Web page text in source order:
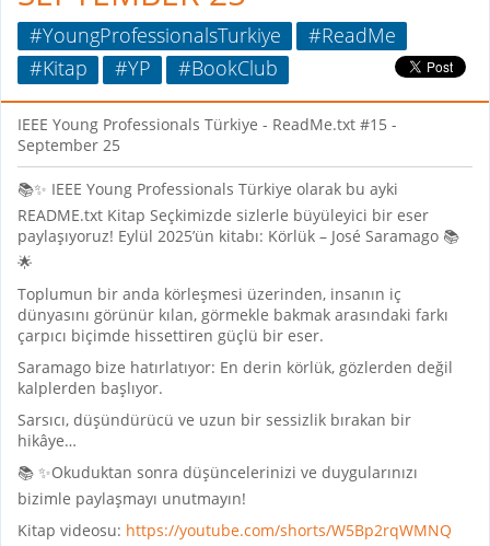
#YoungProfessionalsTurkiye
#ReadMe
#Kitap
#YP #BookClub
IEEE Young Professionals Türkiye - ReadMe.txt #15 -
September 25
📚✨ IEEE Young Professionals Türkiye olarak bu ayki
README.txt Kitap Seçkimizde sizlerle büyüleyici bir eser
paylaşıyoruz! Eylül 2025’ün kitabı: Körlük – José Saramago 📚
🌟
Toplumun bir anda körleşmesi üzerinden, insanın iç
dünyasını görünür kılan, görmekle bakmak arasındaki farkı
çarpıcı biçimde hissettiren güçlü bir eser.
Saramago bize hatırlatıyor: En derin körlük, gözlerden değil
kalplerden başlıyor.
Sarsıcı, düşündürücü ve uzun bir sessizlik bırakan bir
hikâye…
📚 ✨Okuduktan sonra düşüncelerinizi ve duygularınızı
bizimle paylaşmayı unutmayın!
Kitap videosu: https://youtube.com/shorts/W5Bp2rqWMNQ